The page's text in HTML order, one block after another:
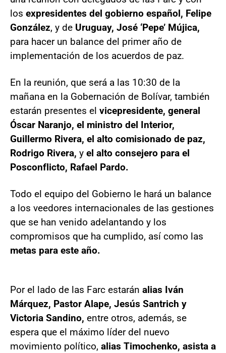
los expresidentes del gobierno español, Felipe
González, y de Uruguay, José ‘Pepe’ Mújica,
para hacer un balance del primer año de
implementación de los acuerdos de paz.
En la reunión, que será a las 10:30 de la
mañana en la Gobernación de Bolívar, también
estarán presentes el vicepresidente, general
Óscar Naranjo, el ministro del Interior,
Guillermo Rivera, el alto comisionado de paz,
Rodrigo Rivera, y el alto consejero para el
Posconflicto, Rafael Pardo.
Todo el equipo del Gobierno le hará un balance
a los veedores internacionales de las gestiones
que se han venido adelantando y los
compromisos que ha cumplido, así como las
metas para este año.
Por el lado de las Farc estarán alias Iván
Márquez, Pastor Alape, Jesús Santrich y
Victoria Sandino, entre otros, además, se
espera que el máximo líder del nuevo
movimiento político, alias Timochenko, asista a